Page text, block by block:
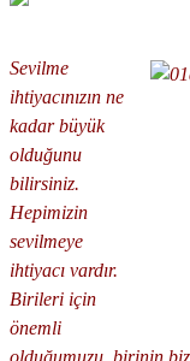
Sevilme
ihtiyacınızın ne
kadar büyük
olduğunu
bilirsiniz.
Hepimizin
sevilmeye
ihtiyacı vardır.
Birileri için
önemli
olduğumuzu, birinin